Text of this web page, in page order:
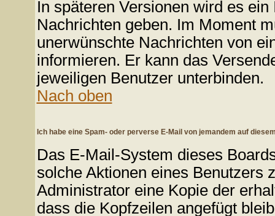
In späteren Versionen wird es
Nachrichten geben. Im Moment
unerwünschte Nachrichten von
informieren. Er kann das
jeweiligen Benutzer unterbinden.
Nach oben
Ich habe eine Spam- oder perverse E-Mail von jemandem auf
Das E-Mail-System dieses
solche Aktionen eines Benutzers
Administrator eine Kopie der
dass die Kopfzeilen angefügt